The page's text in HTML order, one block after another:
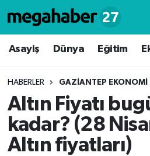
Asayiş Dünya Eğitim
HABERLER GAZIANTEP EKONOMI
Altın Fiyatı
kadar? (28
Altın fiyatları)
Hava Durumu
Süper Lig Puan Durumu
Tüm Manşetler